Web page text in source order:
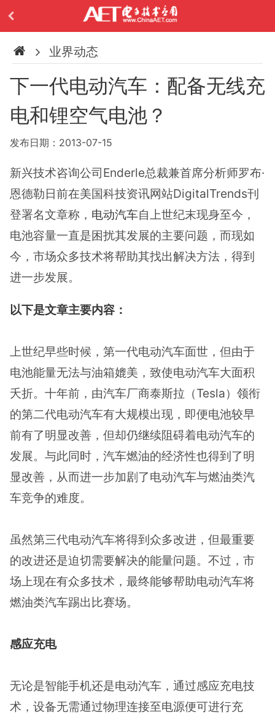
业界动态
下一代电动汽车：配备无线充
电和锂空气电池？
发布日期：2013-07-15
新兴技术咨询公司Enderle总裁兼首席分析师罗布·
恩德勒日前在美国科技资讯网站DigitalTrends刊
登署名文章称， 电动汽车自上世纪末现身至今，
电池容量一直是困扰其发展的主要问题，而现如
今，市场众多技术将帮助其找出解决方法，得到
进一步发展。
以下是文章主要内容：
上世纪早些时候，第一代电动汽车面世，但由于
电池能量无法与油箱媲美，致使电动汽车大面积
夭折。十年前，由汽车厂商泰斯拉（Tesla）领衔
的第二代电动汽车有大规模出现，即便电池较早
前有了明显改善，但却仍继续阻碍着电动汽车的
发展。与此同时，汽车燃油的经济性也得到了明
显改善，从而进一步加剧了电动汽车与燃油类汽
车竞争的难度。
虽然第三代电动汽车将得到众多改进，但最重要
的改进还是迫切需要解决的能量问题。不过，市
场上现在有众多技术，最终能够帮助电动汽车将
燃油类汽车踢出比赛场。
感应充电
无论是智能手机还是电动汽车，通过感应充电技
术，设备无需通过物理连接至电源便可进行充